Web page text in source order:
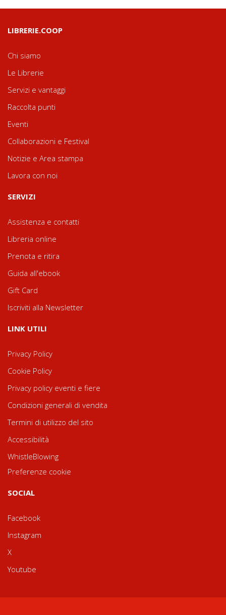
LIBRERIE.COOP
Chi siamo
Le Librerie
Servizi e vantaggi
Raccolta punti
Eventi
Collaborazioni e Festival
Notizie e Area stampa
Lavora con noi
SERVIZI
Assistenza e contatti
Libreria online
Prenota e ritira
Guida all'ebook
Gift Card
Iscriviti alla Newsletter
LINK UTILI
Privacy Policy
Cookie Policy
Privacy policy eventi e fiere
Condizioni generali di vendita
Termini di utilizzo del sito
Accessibilità
WhistleBlowing
Preferenze cookie
SOCIAL
Facebook
Instagram
X
Youtube